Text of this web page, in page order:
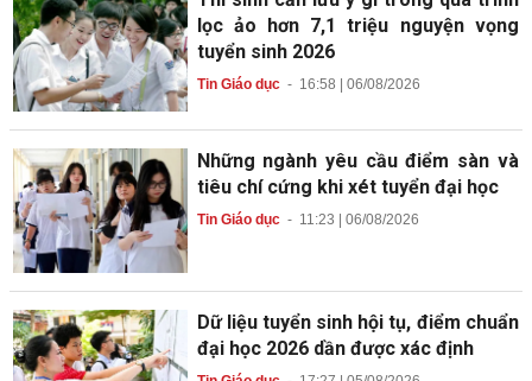
lọc ảo hơn 7,1 triệu nguyện vọng
tuyển sinh 2026
Tin Giáo dục- 16:58 | 06/08/2026
Những ngành yêu cầu điểm sàn và
tiêu chí cứng khi xét tuyển đại học
Tin Giáo dục- 11:23 | 06/08/2026
Dữ liệu tuyển sinh hội tụ, điểm chuẩn
đại học 2026 dần được xác định